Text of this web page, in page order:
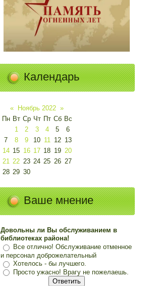
Календарь
« Ноябрь 2022 »
Пн Вт Ср Чт Пт Сб Вс
1
2 3 4 5
6
7
8 9 10 11 12 13
14 15 16 17 18 19 20
21 22 23 24 25 26 27
28 29 30
Ваше мнение
Довольны ли Вы обслуживанием в
библиотеках района!
Все отлично! Обслуживание отменное
и персонал доброжелательный
Хотелось - бы лучшего.
Просто ужасно! Врагу не пожелаешь.